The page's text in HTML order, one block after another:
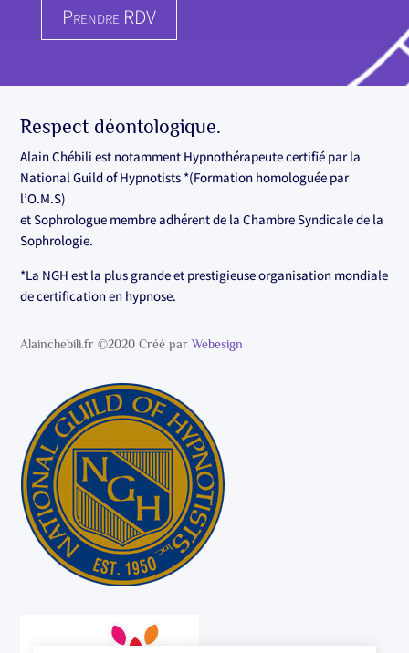
Prendre RDV
Respect déontologique.
Alain Chébili est notamment Hypnothérapeute certifié par la
National Guild of Hypnotists *(Formation homologuée par
l’O.M.S)
et Sophrologue membre adhérent de la Chambre Syndicale de la
Sophrologie.
*La NGH est la plus grande et prestigieuse organisation mondiale
de certification en hypnose.
Alainchebili.fr ©2020 Créé parWebesign